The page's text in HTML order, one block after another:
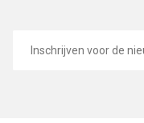
mailadres